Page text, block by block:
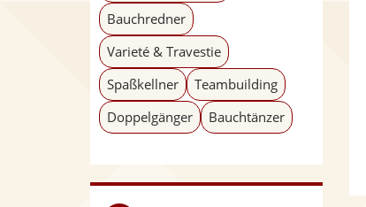
Bauchredner
Varieté & Travestie
Spaßkellner
Teambuilding
Doppelgänger
Bauchtänzer